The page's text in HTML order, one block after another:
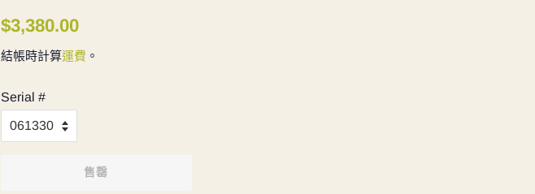
定
$3,380.00
結帳時計算運費 。
Serial #
售罄